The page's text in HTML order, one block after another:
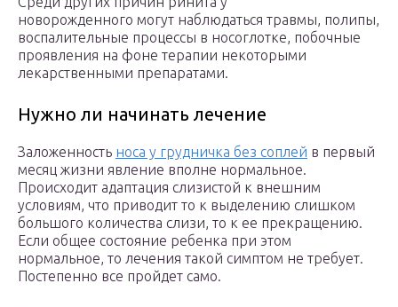
новорожденного могут наблюдаться травмы, полипы,
воспалительные процессы в носоглотке, побочные
проявления на фоне терапии некоторыми
лекарственными препаратами.
Нужно ли начинать лечение
Заложенность носа у грудничка без соплей в первый
месяц жизни явление вполне нормальное.
Происходит адаптация слизистой к внешним
условиям, что приводит то к выделению слишком
большого количества слизи, то к ее прекращению.
Если общее состояние ребенка при этом
нормальное, то лечения такой симптом не требует.
Постепенно все пройдет само.